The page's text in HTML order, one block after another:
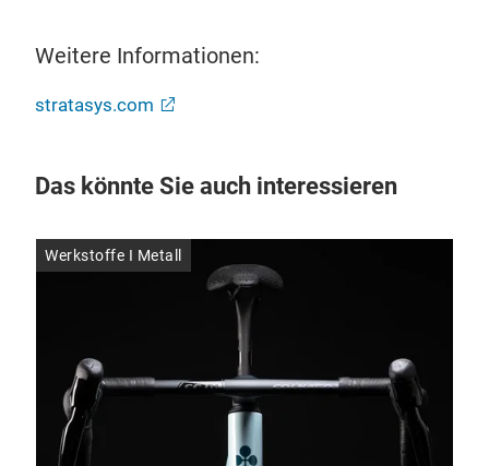
Weitere Informationen:
stratasys.com
Das könnte Sie auch interessieren
Werkstoffe I Metall